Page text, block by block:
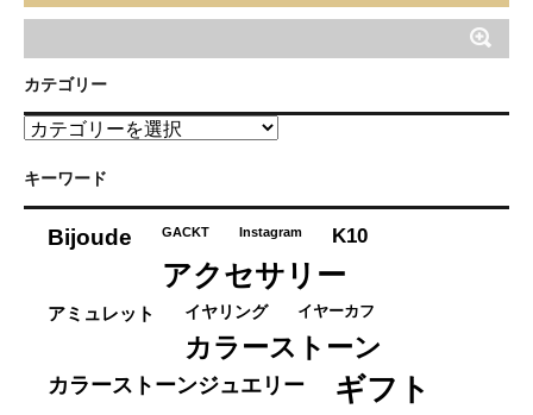
カテゴリー
カ
ゴ
キーワード
Bijoude GACKT Instagram K10
アクセサリー
アミュレット イヤリング イヤーカフ
カラーストーン
カラーストーンジュエリー ギフト